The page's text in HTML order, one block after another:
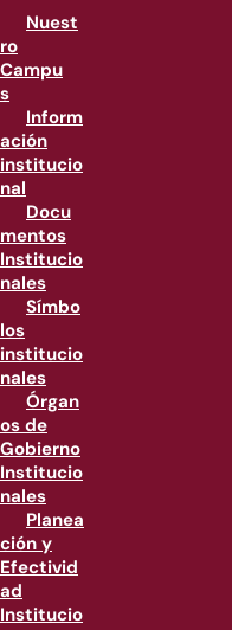
Nuest
ro
Campu
s
Inform
ación
institucio
nal
Docu
mentos
Institucio
nales
Símbo
los
institucio
nales
Órgan
os de
Gobierno
Institucio
nales
Planea
ción y
Efectivid
ad
Institucio